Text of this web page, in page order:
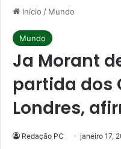
Início / Mundo
Mundo
Ja Morant
partida dos
Londres,
Redação PC janeiro 17,